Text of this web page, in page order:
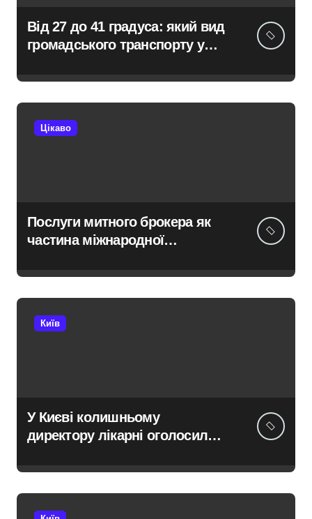
Від 27 до 41 градуса: який вид
громадського транспорту у
Цікаво
Послуги митного брокера як
частина міжнародної
Київ
У Києві колишньому
директору лікарні оголосили
на УЗД на 6 млн грн